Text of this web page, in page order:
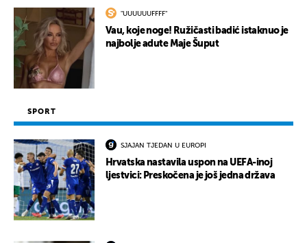
"UUUUUUFFFF"
Vau, koje noge! Ružičasti badić istaknuo je
najbolje adute Maje Šuput
SPORT
SJAJAN TJEDAN U EUROPI
Hrvatska nastavila uspon na UEFA-inoj
ljestvici: Preskočena je još jedna država